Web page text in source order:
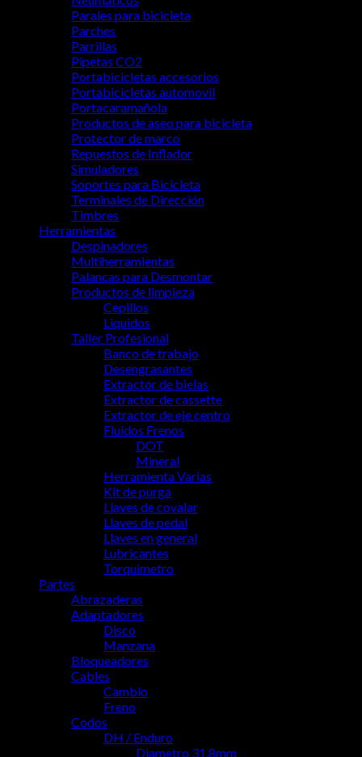
Parales para bicicleta
Parches
Parrillas
Pipetas CO2
Portabicicletas accesorios
Portabicicletas automovil
Portacaramañola
Productos de aseo para bicicleta
Protector de marco
Repuestos de Inflador
Simuladores
Soportes para Bicicleta
Terminales de Dirección
Timbres
Herramientas
Despinadores
Multiherramientas
Palancas para Desmontar
Productos de limpieza
Cepillos
Liquidos
Taller Profesional
Banco de trabajo
Desengrasantes
Extractor de bielas
Extractor de cassette
Extractor de eje centro
Fluidos Frenos
DOT
Mineral
Herramienta Varias
Kit de purga
Llaves de covalar
Llaves de pedal
Llaves en general
Lubricantes
Torquimetro
Partes
Abrazaderas
Adaptadores
Disco
Manzana
Bloqueadores
Cables
Cambio
Freno
Codos
DH / Enduro
Diametro 31.8mm